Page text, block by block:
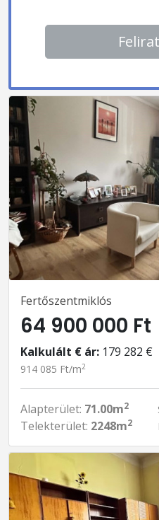
Fertőszentmiklós
64 900 000 Ft
Kalkulált € ár: 179 282 €
914 085 Ft/m2
Alapterület: 71.00m2
Telekterület: 2248m2